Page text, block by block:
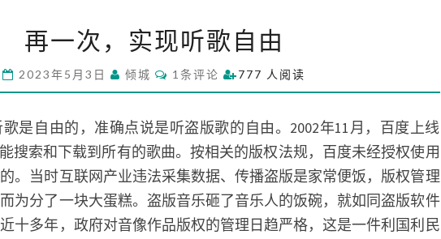
一
，
现
听
歌
自
由
再一次，实现听歌自由
2023年5月3日 倾城
C
O
M
E
N
T
S
1条评论 777 人阅读
是自由的，准确点说是听盗版歌的自由。2002年11月，百度上线
搜索和下载到所有的歌曲。按相关的版权法规，百度未经授权使用
。当时互联网产业违法采集数据、传播盗版是家常便饭，版权管理
为分了一块大蛋糕。盗版音乐砸了音乐人的饭碗，就如同盗版软件
十多年，政府对音像作品版权的管理日趋严格，这是一件利国利民